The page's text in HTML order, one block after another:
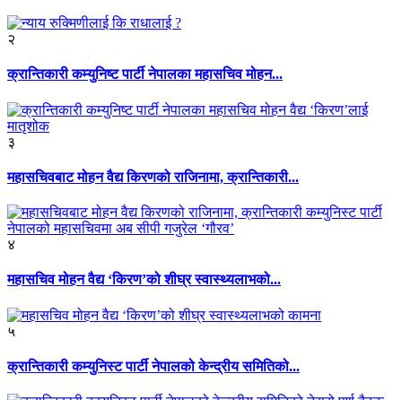
२
क्रान्तिकारी कम्युनिष्ट पार्टी नेपालका महासचिव मोहन...
३
महासचिवबाट मोहन वैद्य किरणको राजिनामा, क्रान्तिकारी...
४
महासचिव मोहन वैद्य ‘किरण’को शीघ्र स्वास्थ्यलाभको...
५
क्रान्तिकारी कम्युनिस्ट पार्टी नेपालको केन्द्रीय समितिको...